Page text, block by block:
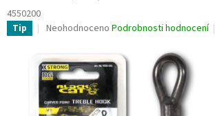
4550200
Tip
Průměrné
je
0,0
5
Neohodnoceno Podrobnosti hodnocení